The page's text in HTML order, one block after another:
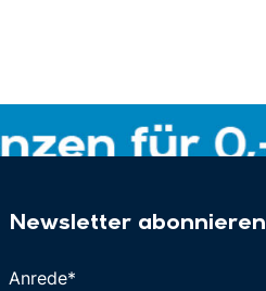
Newsletter abonnieren
Anrede*